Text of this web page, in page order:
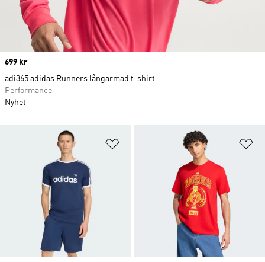
Lägg till på önskelistan
Price
699 kr
adi365 adidas Runners långärmad t-shirt
Performance
Nyhet